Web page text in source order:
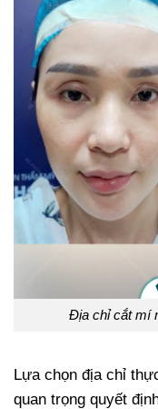
Địa chỉ cắt mí
Lựa chọn địa chỉ
quan trọng quyết